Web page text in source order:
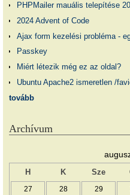
PHPMailer mauális telepítése
2024 Advent of Code
Ajax form kezelési probléma -
Passkey
Miért létezik még ez az oldal?
Ubuntu Apache2 ismeretlen /
tovább
Archívum
H K Sze
27 28 29